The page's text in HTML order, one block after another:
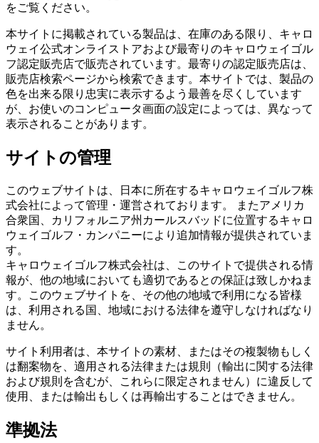
をご覧ください。
本サイトに掲載されている製品は、在庫のある限り、キャロ
ウェイ公式オンライストアおよび最寄りのキャロウェイゴル
フ認定販売店で販売されています。最寄りの認定販売店は、
販売店検索ページから検索できます。本サイトでは、製品の
色を出来る限り忠実に表示するよう最善を尽くしています
が、お使いのコンピュータ画面の設定によっては、異なって
表示されることがあります。
サイトの管理
このウェブサイトは、日本に所在するキャロウェイゴルフ株
式会社によって管理・運営されております。 またアメリカ
合衆国、カリフォルニア州カールスバッドに位置するキャロ
ウェイゴルフ・カンパニーにより追加情報が提供されていま
す。
キャロウェイゴルフ株式会社は、このサイトで提供される情
報が、他の地域においても適切であるとの保証は致しかねま
す。このウェブサイトを、その他の地域で利用になる皆様
は、利用される国、地域における法律を遵守しなければなり
ません。
サイト利用者は、本サイトの素材、またはその複製物もしく
は翻案物を、適用される法律または規則（輸出に関する法律
および規則を含むが、これらに限定されません）に違反して
使用、または輸出もしくは再輸出することはできません。
準拠法